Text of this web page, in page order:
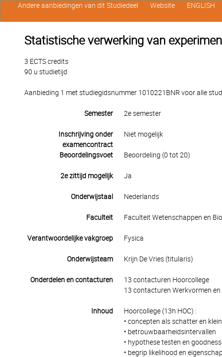
Statistische verwerking van
3 ECTS credits
90 u studietijd
Aanbieding 1 met studiegidsnummer 1010221BNR voor alle
Semester 2e semester
Inschrijving onder
examencontract
Niet mogelijk
Beoordelingsvoet Beoordeling (0 tot 20)
2e zittijd mogelijk Ja
Onderwijstaal Nederlands
Faculteit Faculteit Wetenschappen en
Verantwoordelijke vakgroep Fysica
Onderwijsteam Krijn De Vries (titularis)
Onderdelen en contacturen
13 contacturen Hoorcollege
13 contacturen Werkvormen en
Inhoud
Hoorcollege (13h HOC) :
• concepten als schatter en
• betrouwbaarheidsintervallen
• hypothese testen en
• begrip likelihood en
Andere aanbiedingen van dit Studiedeel Website ENGLISH